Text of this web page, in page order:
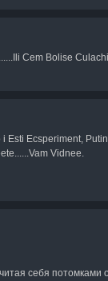
Cem Bolise
Esti Ecsperiment,
Vidnee.
себя